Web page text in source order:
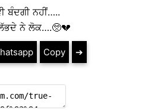
ਬੰਦਗੀ ਨਹੀਂ…..
ਲੱਭਦੇ ਨੇ ਲੋਕ….🥺💔
Copy ➔